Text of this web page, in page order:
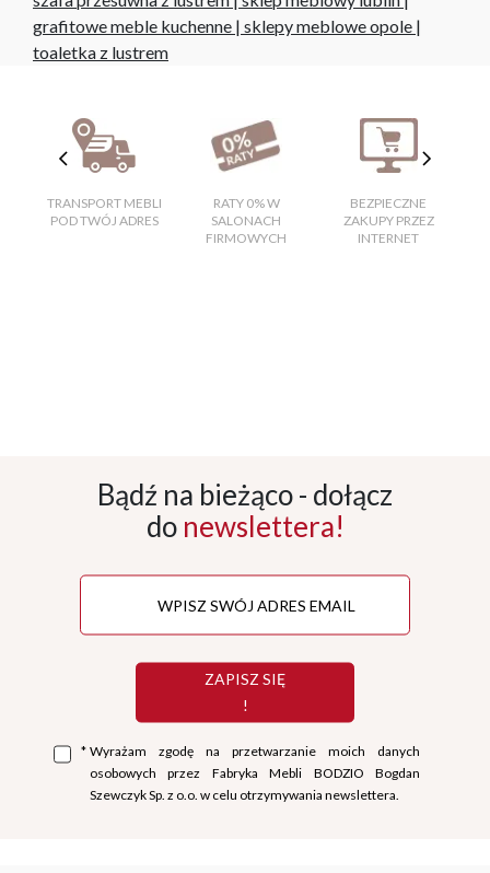
grafitowe meble kuchenne | sklepy meblowe opole |
toaletka z lustrem
TRANSPORT MEBLI
POD TWÓJ ADRES
RATY 0% W
SALONACH
FIRMOWYCH
BEZPIECZNE
ZAKUPY PRZEZ
INTERNET
Bądź na bieżąco - dołącz
do newslettera!
ZAPISZ SIĘ
!
* Wyrażam zgodę na przetwarzanie moich danych
osobowych przez Fabryka Mebli BODZIO Bogdan
Szewczyk Sp. z o.o. w celu otrzymywania newslettera.